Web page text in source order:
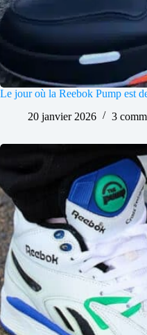
Le jour où la Reebok Pump est
20 janvier 2026
3